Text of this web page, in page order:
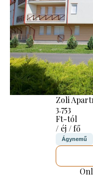
Zoli
3.753
Ft-tól
/ éj / fő
Ágynemű